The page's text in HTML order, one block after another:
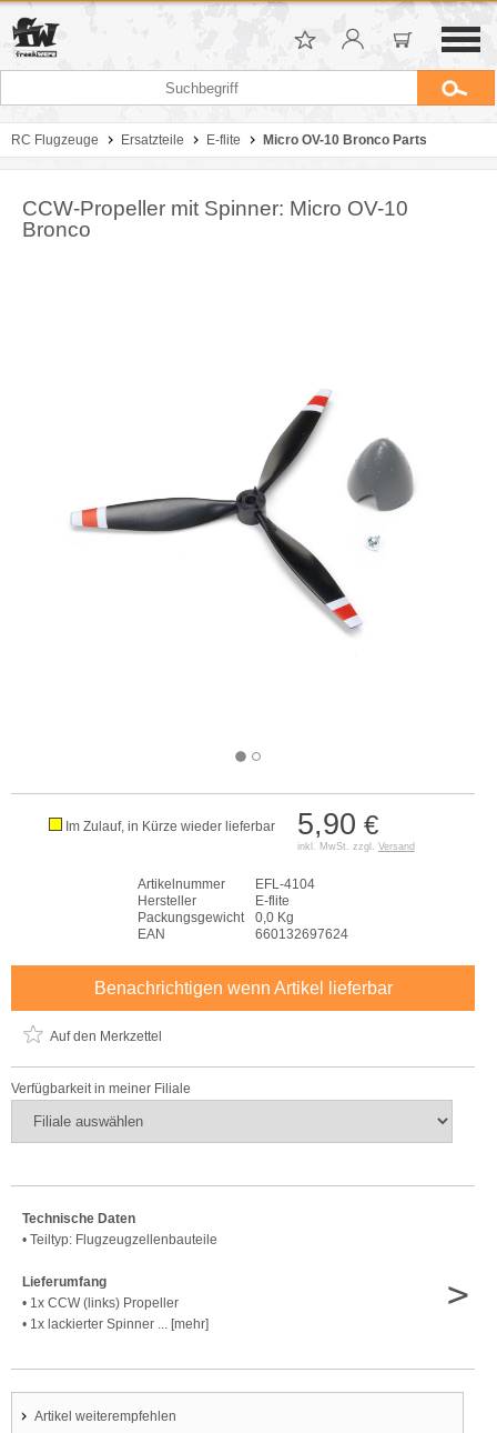
RC Flugzeuge Ersatzteile E-flite Micro OV-10 Bronco Parts
CCW-Propeller mit Spinner: Micro OV-10
Bronco
5,90 €
inkl. MwSt. zzgl. Versand
Im Zulauf, in Kürze wieder lieferbar
Artikelnummer
EFL-4104
Hersteller
E-flite
Packungsgewicht
0,0 Kg
EAN
660132697624
Benachrichtigen wenn Artikel lieferbar
Auf den Merkzettel
Verfügbarkeit in meiner Filiale
Technische Daten
• Teiltyp: Flugzeugzellenbauteile
Lieferumfang
• 1x CCW (links) Propeller
• 1x lackierter Spinner ... [mehr]
>
Artikel weiterempfehlen